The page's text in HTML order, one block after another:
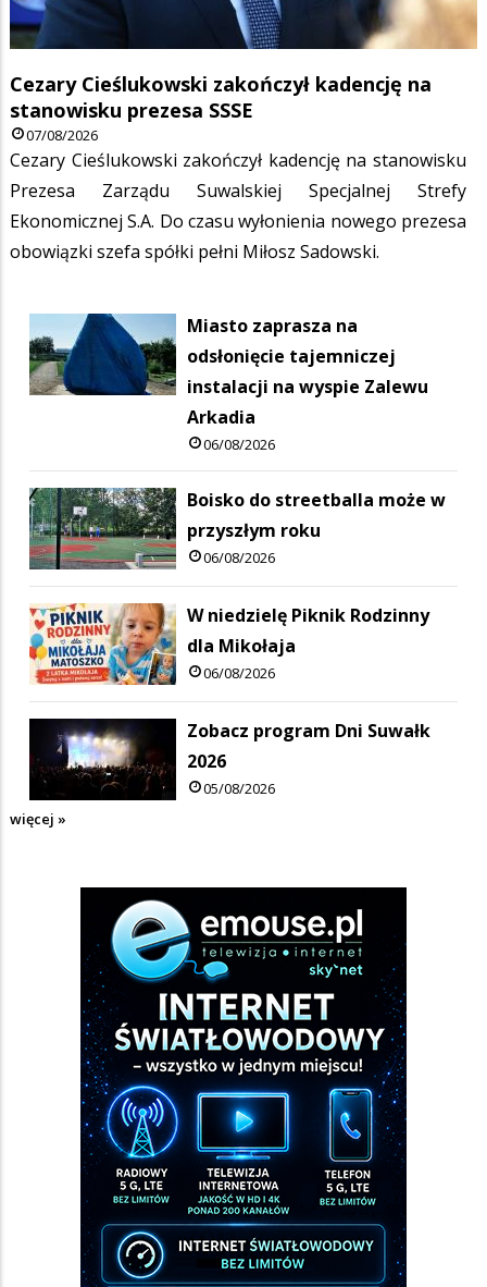
Cezary Cieślukowski zakończył kadencję na
stanowisku prezesa SSSE
07/08/2026
Cezary Cieślukowski zakończył kadencję na stanowisku
Prezesa Zarządu Suwalskiej Specjalnej Strefy
Ekonomicznej S.A. Do czasu wyłonienia nowego prezesa
obowiązki szefa spółki pełni Miłosz Sadowski.
Miasto zaprasza na
odsłonięcie tajemniczej
instalacji na wyspie Zalewu
Arkadia
06/08/2026
Boisko do streetballa może w
przyszłym roku
06/08/2026
W niedzielę Piknik Rodzinny
dla Mikołaja
06/08/2026
Zobacz program Dni Suwałk
2026
05/08/2026
więcej »